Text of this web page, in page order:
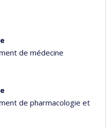
de médecine
de pharmacologie et